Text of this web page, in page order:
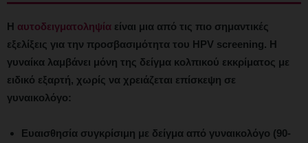
Η αυτοδειγματοληψία είναι μια από τις πιο σημαντικές
εξελίξεις για την προσβασιμότητα του HPV screening. Η
γυναίκα λαμβάνει μόνη της δείγμα κολπικού εκκρίματος με
ειδικό εξαρτή, χωρίς να χρειάζεται επίσκεψη σε
γυναικολόγο:
Ευαισθησία συγκρίσιμη με δείγμα από γυναικολόγο (90-